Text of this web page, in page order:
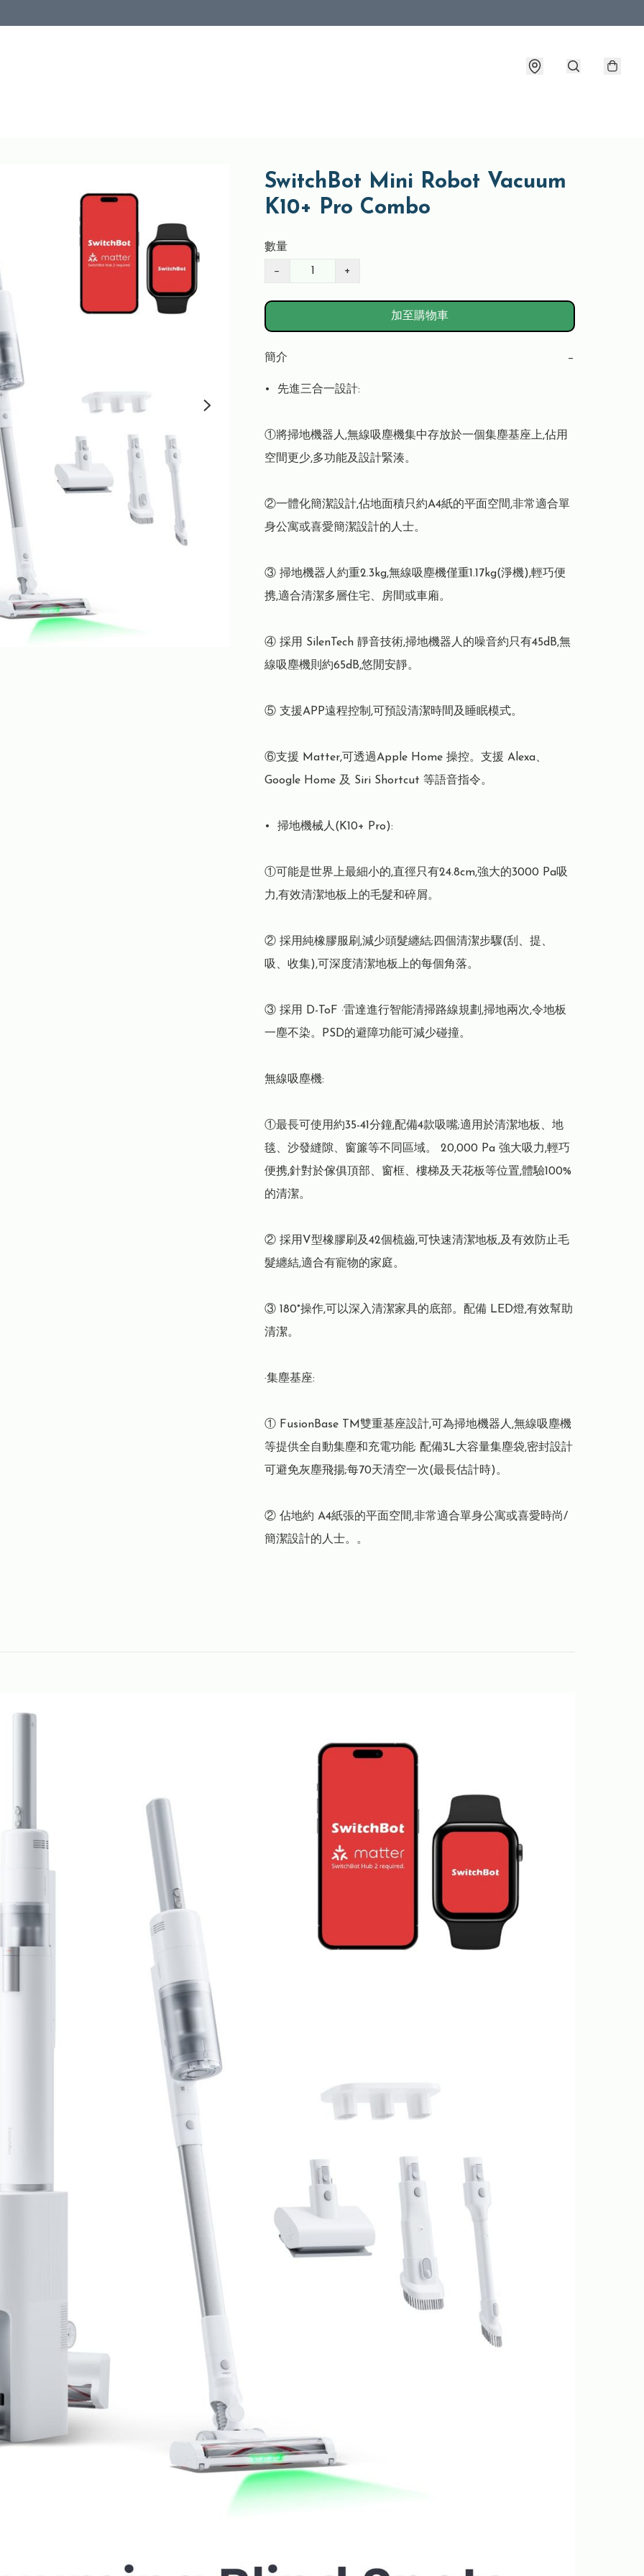
SwitchBot Mini Robot Vacuum
K10+ Pro Combo
數量
− +
加至購物車
簡介 −
•⁠  ⁠先進三合一設計:
①將掃地機器人,無線吸塵機集中存放於一個集塵基座上,佔用
空間更少,多功能及設計緊湊。
②一體化簡潔設計,佔地面積只約A4紙的平面空間,非常適合單
身公寓或喜愛簡潔設計的人士。
③ 掃地機器人約重2.3kg,無線吸塵機僅重1.17kg(淨機),輕巧便
携,適合清潔多層住宅、房間或車廂。
④ 採用 SilenTech 靜音技術,掃地機器人的噪音約只有45dB,無
線吸塵機則約65dB,悠閒安靜。
⑤ 支援APP遠程控制,可預設清潔時間及睡眠模式。
⑥支援 Matter,可透過Apple Home 操控。支援 Alexa、
Google Home 及 Siri Shortcut 等語音指令。
•⁠  ⁠掃地機械人(K10+ Pro):
①可能是世界上最細小的,直徑只有24.8cm,強大的3000 Pa吸
力,有效清潔地板上的毛髮和碎屑。
② 採用純橡膠服刷,減少頭髮纏結;四個清潔步驟(刮、提、
吸、收集),可深度清潔地板上的每個角落。
③ 採用 D-ToF ·雷達進行智能清掃路線規劃,掃地兩次,令地板
一塵不染。PSD的避障功能可減少碰撞。
無線吸塵機:
①最長可使用約35-41分鐘,配備4款吸嘴;適用於清潔地板、地
毯、沙發縫隙、窗簾等不同區域。 20,000 Pa 強大吸力,輕巧
便携,針對於傢俱頂部、窗框、樓梯及天花板等位置,體驗100%
的清潔。
② 採用V型橡膠刷及42個梳齒,可快速清潔地板,及有效防止毛
髮纏結,適合有寵物的家庭。
③ 180°操作,可以深入清潔家具的底部。配備 LED燈,有效幫助
清潔。
·集塵基座:
① FusionBase TM雙重基座設計,可為掃地機器人,無線吸塵機
等提供全自動集塵和充電功能; 配備3L大容量集塵袋,密封設計
可避免灰塵飛揚;每70天清空一次(最長估計時)。
② 佔地約 A4紙張的平面空間,非常適合單身公寓或喜愛時尚/
簡潔設計的人士。。